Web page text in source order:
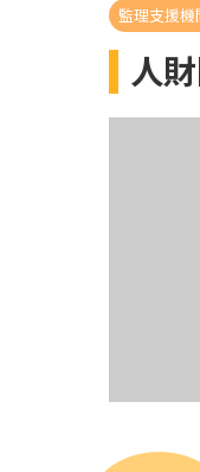
神奈
大阪
その
監理支援機
人